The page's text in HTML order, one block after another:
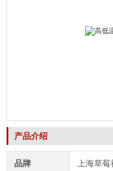
产品介绍
品牌 上海草